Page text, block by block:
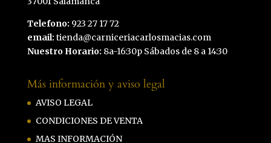
Telefono: 923 27 17 72
email: tienda@carniceriacarlosmacias.com
Nuestro Horario: 8a-16:30p Sábados de 8 a 14:30
Más información y aviso legal
AVISO LEGAL
CONDICIONES DE VENTA
MAS INFORMACIÓN